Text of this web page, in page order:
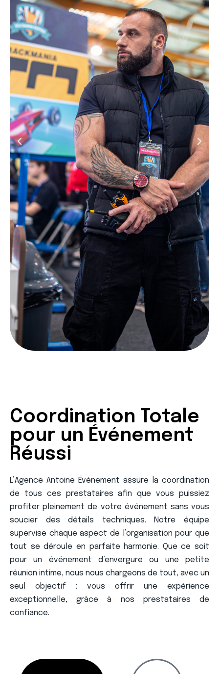
Coordination Totale
pour un Événement
Réussi
L’Agence Antoine Événement assure la coordination
de tous ces prestataires afin que vous puissiez
profiter pleinement de votre événement sans vous
soucier des détails techniques. Notre équipe
supervise chaque aspect de l’organisation pour que
tout se déroule en parfaite harmonie. Que ce soit
pour un événement d’envergure ou une petite
réunion intime, nous nous chargeons de tout, avec un
seul objectif : vous offrir une expérience
exceptionnelle, grâce à nos prestataires de
confiance.